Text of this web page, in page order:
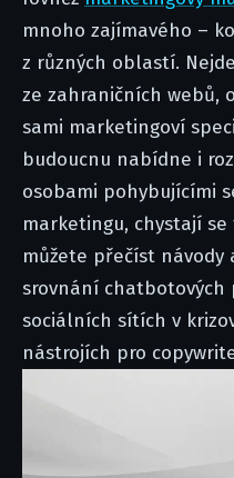
mnoho zajímavého –
z různých oblastí.
ze zahraničních webů,
sami marketingoví
budoucnu nabídne i
osobami pohybujícími
marketingu, chystají
můžete přečíst
srovnání chatbotových
sociálních sítích v
nástrojích pro